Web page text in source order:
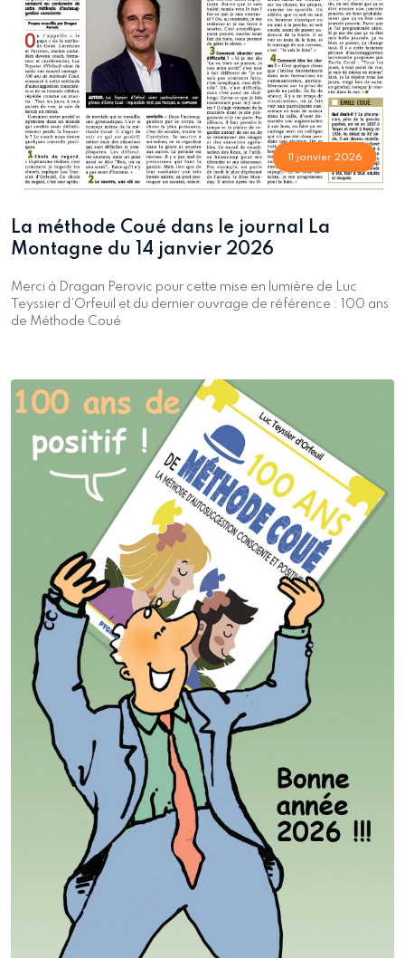
11 janvier 2026
La méthode Coué dans le journal La
Montagne du 14 janvier 2026
Merci à Dragan Perovic pour cette mise en lumière de Luc
Teyssier d’Orfeuil et du dernier ouvrage de référence : 100 ans
de Méthode Coué